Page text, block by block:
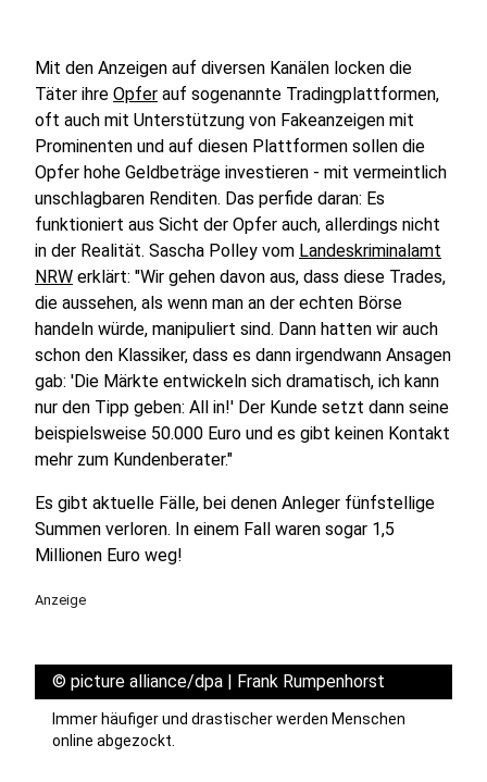
Mit den Anzeigen auf diversen Kanälen locken die
Täter ihre Opfer auf sogenannte Tradingplattformen,
oft auch mit Unterstützung von Fakeanzeigen mit
Prominenten und auf diesen Plattformen sollen die
Opfer hohe Geldbeträge investieren - mit vermeintlich
unschlagbaren Renditen. Das perfide daran: Es
funktioniert aus Sicht der Opfer auch, allerdings nicht
in der Realität. Sascha Polley vom Landeskriminalamt
NRW erklärt: "Wir gehen davon aus, dass diese Trades,
die aussehen, als wenn man an der echten Börse
handeln würde, manipuliert sind. Dann hatten wir auch
schon den Klassiker, dass es dann irgendwann Ansagen
gab: 'Die Märkte entwickeln sich dramatisch, ich kann
nur den Tipp geben: All in!' Der Kunde setzt dann seine
beispielsweise 50.000 Euro und es gibt keinen Kontakt
mehr zum Kundenberater."
Es gibt aktuelle Fälle, bei denen Anleger fünfstellige
Summen verloren. In einem Fall waren sogar 1,5
Millionen Euro weg!
Anzeige
© picture alliance/dpa | Frank Rumpenhorst
Immer häufiger und drastischer werden Menschen
online abgezockt.